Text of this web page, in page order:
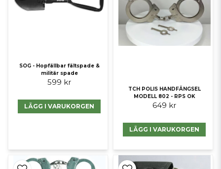
SOG - Hopfällbar fältspade &
militär spade
599 kr
LÄGG I VARUKORGEN
TCH POLIS HANDFÄNGSEL
MODELL 802 - RPS OK
649 kr
LÄGG I VARUKORGEN